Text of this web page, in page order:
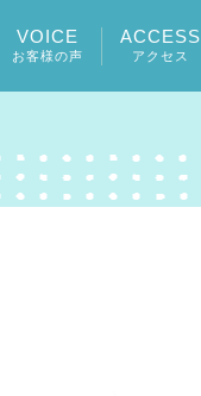
VOICE
お客様の声
ACCESS
アクセス